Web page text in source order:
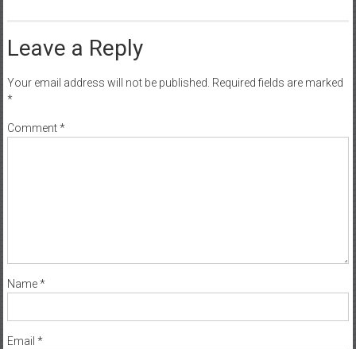
Leave a Reply
Your email address will not be published. Required fields are marked
*
Comment*
Name*
Email *